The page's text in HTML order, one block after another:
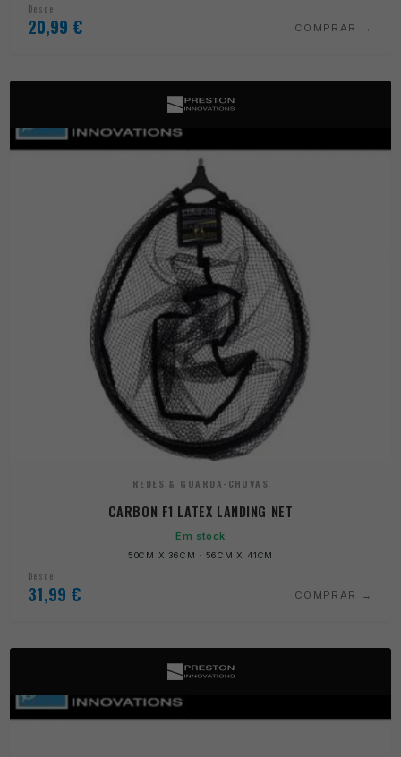
Desde
20,99 € COMPRAR
REDES & GUARDA-CHUVAS
CARBON F1 LATEX LANDING NET
Em stock
50CM X 36CM · 56CM X 41CM
Desde
31,99 € COMPRAR